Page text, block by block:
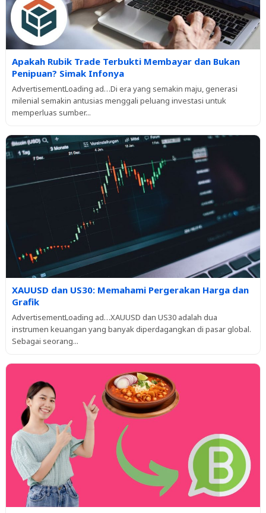
Apakah Rubik Trade Terbukti Membayar dan Bukan
Penipuan? Simak Infonya
AdvertisementLoading ad…Di era yang semakin maju, generasi
milenial semakin antusias menggali peluang investasi untuk
memperluas sumber...
XAUUSD dan US30: Memahami Pergerakan Harga dan
Grafik
AdvertisementLoading ad…XAUUSD dan US30 adalah dua
instrumen keuangan yang banyak diperdagangkan di pasar global.
Sebagai seorang...